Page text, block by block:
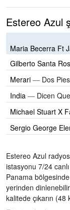
Estereo Azul
Maria Becerra Ft
Gilberto Santa
Merari — Dos
India — Dicen
Michael Stuart X
Sergio George
Estereo Azul
istasyonu 7/24
Panama bölgesinde
yerinden
kalitede çıkarın (48